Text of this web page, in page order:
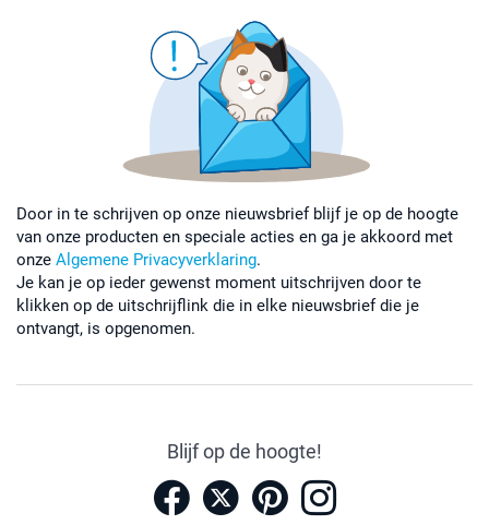
Door in te schrijven op onze nieuwsbrief blijf je op de hoogte
van onze producten en speciale acties en ga je akkoord met
onze Algemene Privacyverklaring.
Je kan je op ieder gewenst moment uitschrijven door te
klikken op de uitschrijflink die in elke nieuwsbrief die je
ontvangt, is opgenomen.
Blijf op de hoogte!